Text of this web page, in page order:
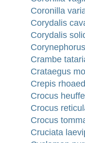
Coronilla
Corydalis
Corydalis
Crambe
Crataegus
Crepis
Crocus
Crocus
Crocus
Cruciata